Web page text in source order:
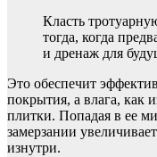
Класть
тогда, когда
и дренаж для
Это обеспечит
покрытия, а влага, как
плитки. Попадая в ее
замерзании
изнутри.